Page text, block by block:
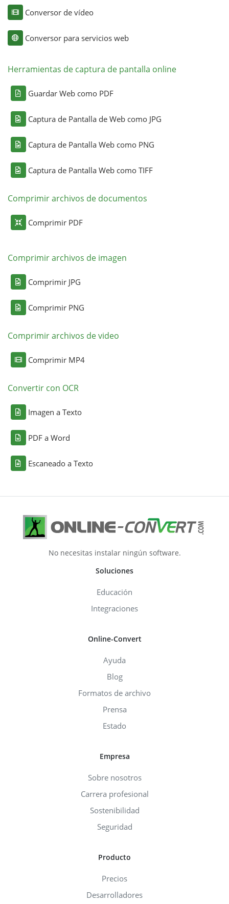
Conversor de vídeo
Conversor para servicios web
Herramientas de captura de pantalla online
Guardar Web como PDF
Captura de Pantalla de Web como JPG
Captura de Pantalla Web como PNG
Captura de Pantalla Web como TIFF
Comprimir archivos de documentos
Comprimir PDF
Comprimir archivos de imagen
Comprimir JPG
Comprimir PNG
Comprimir archivos de video
Comprimir MP4
Convertir con OCR
Imagen a Texto
PDF a Word
Escaneado a Texto
No necesitas instalar ningún software.
Soluciones
Educación
Integraciones
Online-Convert
Ayuda
Blog
Formatos de archivo
Prensa
Estado
Empresa
Sobre nosotros
Carrera profesional
Sostenibilidad
Seguridad
Producto
Precios
Desarrolladores